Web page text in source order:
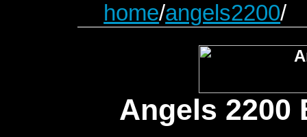
home/angels2200/
Angels 2200